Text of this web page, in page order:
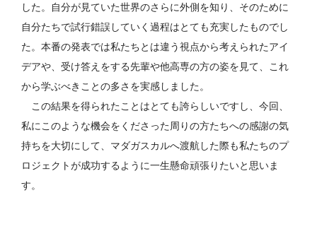
した。自分が見ていた世界のさらに外側を知り、そのために
自分たちで試行錯誤していく過程はとても充実したものでし
た。本番の発表では私たちとは違う視点から考えられたアイ
デアや、受け答えをする先輩や他高専の方の姿を見て、これ
から学ぶべきことの多さを実感しました。
この結果を得られたことはとても誇らしいですし、今回、
私にこのような機会をくださった周りの方たちへの感謝の気
持ちを大切にして、マダガスカルへ渡航した際も私たちのプ
ロジェクトが成功するように一生懸命頑張りたいと思いま
す。